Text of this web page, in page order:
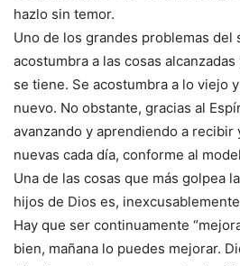
hazlo sin temor.
Uno de los grandes problemas del
acostumbra a las cosas
se tiene. Se acostumbra a lo viejo
nuevo. No obstante, gracias al
avanzando y aprendiendo a recibir
nuevas cada día, conforme al
Una de las cosas que más golpea
hijos de Dios es,
Hay que ser continuamente
bien, mañana lo puedes mejorar.